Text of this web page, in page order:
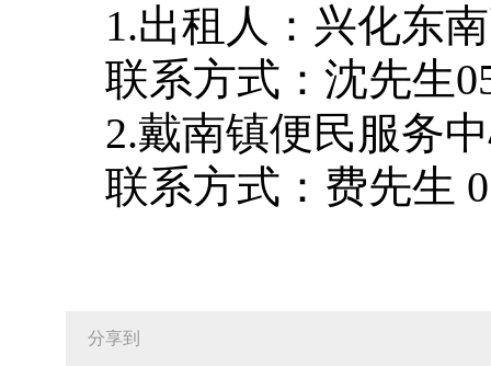
1.出租人：兴化东
联系方式：沈先生
2.戴南镇便民服务
联系方式：费先生
分享到